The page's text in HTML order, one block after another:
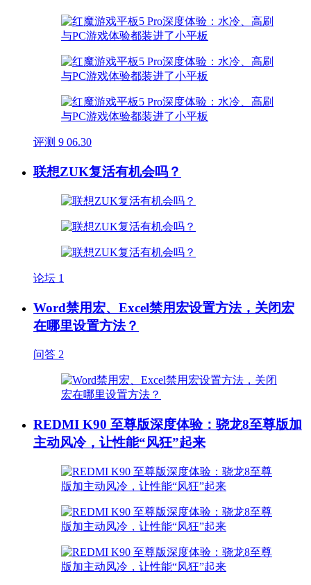
评测 9 06.30
联想ZUK复活有机会吗？
论坛 1
Word禁用宏、Excel禁用宏设置方法，关闭宏
在哪里设置方法？
问答 2
REDMI K90 至尊版深度体验：骁龙8至尊版加
主动风冷，让性能“风狂”起来